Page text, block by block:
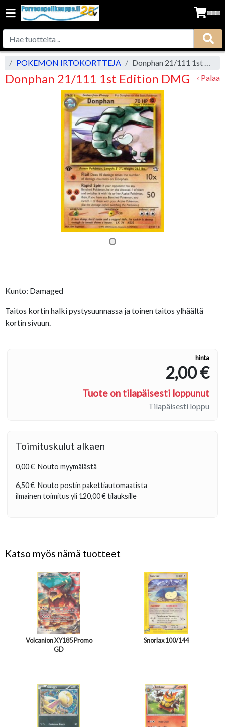
POKEMON IRTOKORTTEJA Donphan 21/111 1st Edition DMG
Donphan 21/111 1st Edition DMG ‹ Palaa
Kunto: Damaged
Taitos kortin halki pystysuunnassa ja toinen taitos ylhäältä
kortin sivuun.
hinta
2,00 €
Tuote on tilapäisesti loppunut
Tilapäisesti loppu
Toimituskulut alkaen
0,00 € Nouto myymälästä
6,50 € Nouto postin pakettiautomaatista
ilmainen toimitus yli 120,00 €tilauksille
Katso myös nämä tuotteet
Volcanion XY185 Promo
GD
Snorlax 100/144